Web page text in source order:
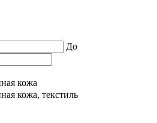
До
кожа
кожа, текстиль